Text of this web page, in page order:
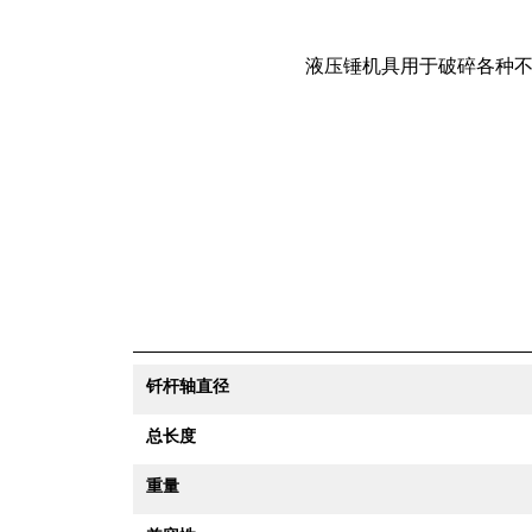
液压锤机具用于破碎各种
钎杆轴直径
总长度
重量